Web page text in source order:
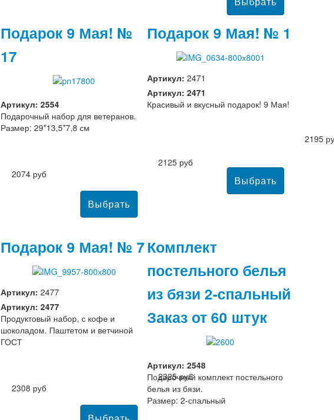
2074 руб
Подарок 9 Мая! №
17
Артикул: 2554
Подарочный набор для ветеранов.
Размер: 29*13,5*7,8 см
2125 руб
Подарок 9 Мая! № 1
Артикул: 2471
Артикул: 2471
Красивый и вкусный подарок! 9 Мая!
2195
2308 руб
Подарок 9 Мая! № 7
Артикул: 2477
Артикул: 2477
Продуктовый набор, с кофе и
шоколадом. Паштетом и ветчиной
ГОСТ
2325 руб
Комплект
постельного белья
из бязи 2-спальный
Заказ от 60 штук
Артикул: 2548
Подарочный комплект постельного
белья из бязи.
Размер: 2-спальный